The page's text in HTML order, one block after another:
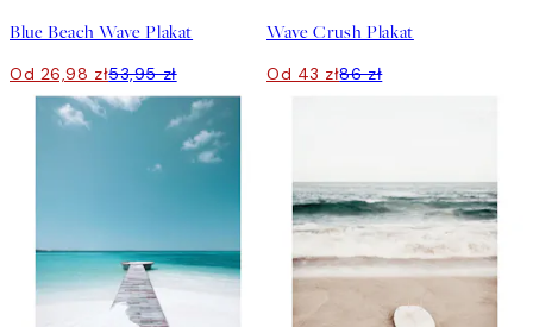
Blue Beach Wave Plakat
Od 26,98 zł53,95 zł
Wave Crush Plakat
Od 43 zł86 zł